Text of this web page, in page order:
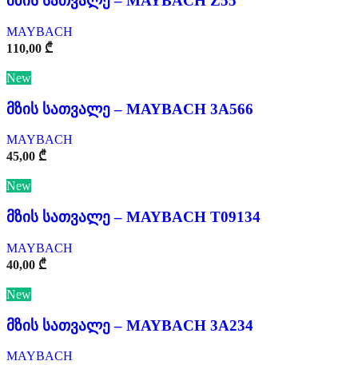
MAYBACH
110,00 ₾
New
მზის სათვალე – MAYBACH 3A566
MAYBACH
45,00 ₾
New
მზის სათვალე – MAYBACH T09134
MAYBACH
40,00 ₾
New
მზის სათვალე – MAYBACH 3A234
MAYBACH